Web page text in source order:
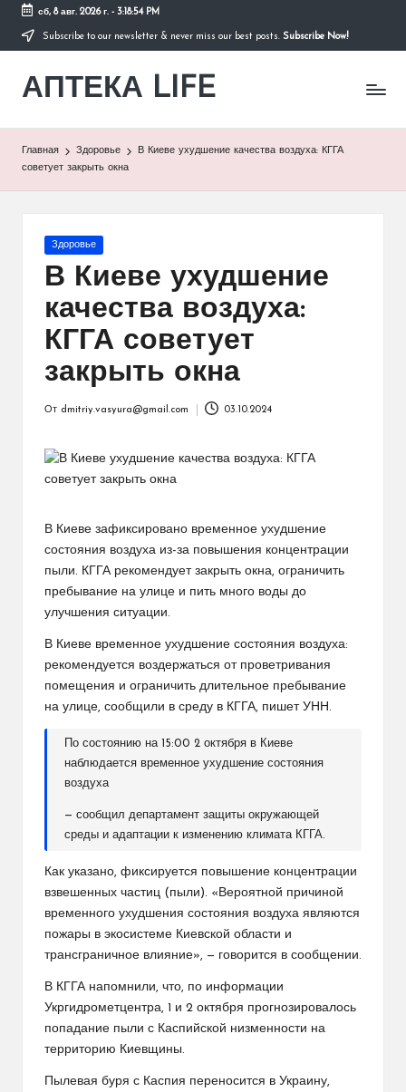
Перейти
содержимому
сб, 8 авг. 2026 г.- 3:18:54 PM
Subscribe to our newsletter & never miss our best posts. Subscribe Now!
АПТЕКА LIFE
сайт
Главная Здоровье
В Киеве ухудшение качества воздуха: КГГА
советует закрыть окна
Опубликовано
Здоровье
В Киеве ухудшение
качества воздуха:
КГГА советует
закрыть окна
От dmitriy.vasyura@gmail.com 03.10.2024
В Киеве зафиксировано временное ухудшение
состояния воздуха из-за повышения концентрации
пыли. КГГА рекомендует закрыть окна, ограничить
пребывание на улице и пить много воды до
улучшения ситуации.
В Киеве временное ухудшение состояния воздуха:
рекомендуется воздержаться от проветривания
помещения и ограничить длительное пребывание
на улице, сообщили в среду в КГГА, пишет УНН.
По состоянию на 15:00 2 октября в Киеве
наблюдается временное ухудшение состояния
воздуха
— сообщил департамент защиты окружающей
среды и адаптации к изменению климата КГГА.
Как указано, фиксируется повышение концентрации
взвешенных частиц (пыли). «Вероятной причиной
временного ухудшения состояния воздуха являются
пожары в экосистеме Киевской области и
трансграничное влияние», — говорится в сообщении.
В КГГА напомнили, что, по информации
Укргидрометцентра, 1 и 2 октября прогнозировалось
попадание пыли с Каспийской низменности на
территорию Киевщины.
Пылевая буря с Каспия переносится в Украину,